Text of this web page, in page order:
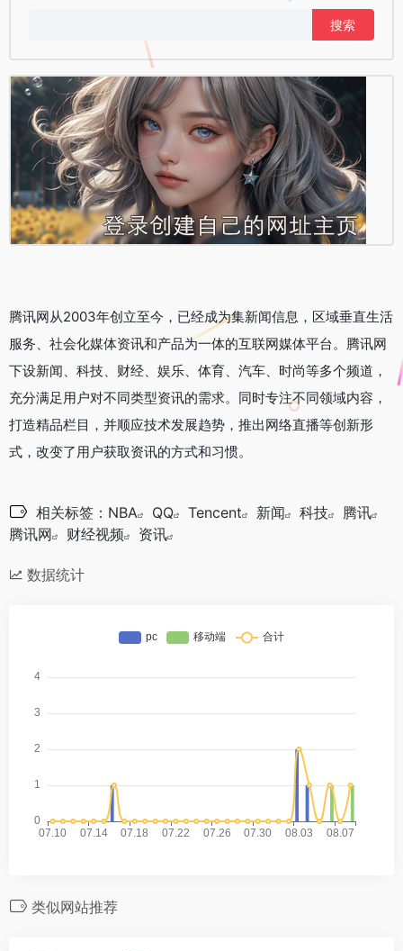
腾讯网从2003年创立至今，已经成为集新闻信息，区域垂直生活
服务、社会化媒体资讯和产品为一体的互联网媒体平台。腾讯网
下设新闻、科技、财经、娱乐、体育、汽车、时尚等多个频道，
充分满足用户对不同类型资讯的需求。同时专注不同领域内容，
打造精品栏目，并顺应技术发展趋势，推出网络直播等创新形
式，改变了用户获取资讯的方式和习惯。
相关标签： NBA QQ Tencent 新闻 科技
腾讯
腾讯网
财经视频 资讯
数据统计
类似网站推荐